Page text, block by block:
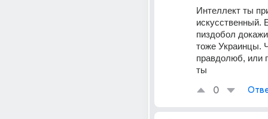
Интеллект ты
искусственный.
пиздобол
тоже Украинцы.
правдолюб, или
ты
0